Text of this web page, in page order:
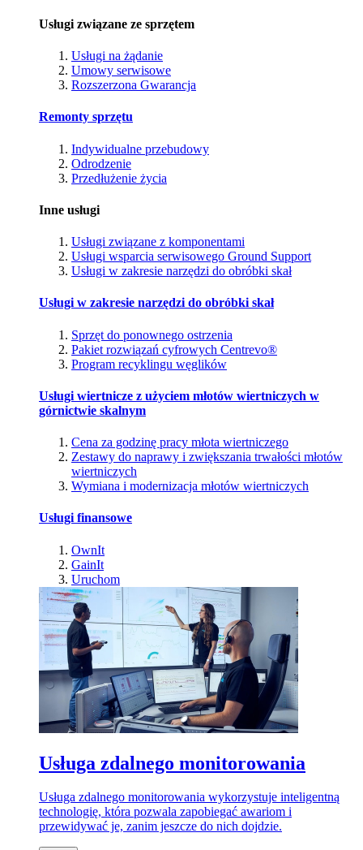
Usługi związane ze sprzętem
Usługi na żądanie
Umowy serwisowe
Rozszerzona Gwarancja
Remonty sprzętu
Indywidualne przebudowy
Odrodzenie
Przedłużenie życia
Inne usługi
Usługi związane z komponentami
Usługi wsparcia serwisowego Ground Support
Usługi w zakresie narzędzi do obróbki skał
Usługi w zakresie narzędzi do obróbki skał
Sprzęt do ponownego ostrzenia
Pakiet rozwiązań cyfrowych Centrevo®
Program recyklingu węglików
Usługi wiertnicze z użyciem młotów wiertniczych w
górnictwie skalnym
Cena za godzinę pracy młota wiertniczego
Zestawy do naprawy i zwiększania trwałości młotów
wiertniczych
Wymiana i modernizacja młotów wiertniczych
Usługi finansowe
OwnIt
GainIt
Uruchom
Usługa zdalnego monitorowania
Usługa zdalnego monitorowania wykorzystuje inteligentną
technologię, która pozwala zapobiegać awariom i
przewidywać je, zanim jeszcze do nich dojdzie.